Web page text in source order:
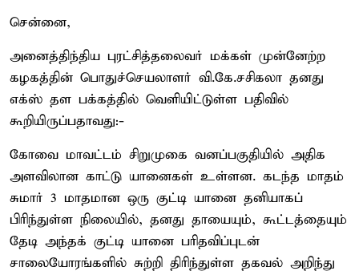
சென்னை,
அனைத்திந்திய புரட்சித்தலைவர் மக்கள் முன்னேற்ற
கழகத்தின் பொதுச்செயலாளர் வி.கே.சசிகலா தனது
எக்ஸ் தள பக்கத்தில் வெளியிட்டுள்ள பதிவில்
கூறியிருப்பதாவது:-
கோவை மாவட்டம் சிறுமுகை வனப்பகுதியில் அதிக
அளவிலான காட்டு யானைகள் உள்ளன. கடந்த மாதம்
சுமார் 3 மாதமான ஒரு குட்டி யானை தனியாகப்
பிரிந்துள்ள நிலையில், தனது தாயையும், கூட்டத்தையும்
தேடி அந்தக் குட்டி யானை பரிதவிப்புடன்
சாலையோரங்களில் சுற்றி திரிந்துள்ள தகவல் அறிந்து